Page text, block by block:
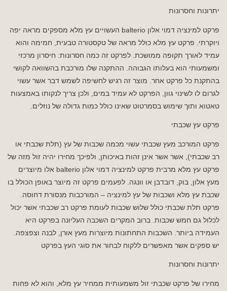
יתרונות וחסרונות
פרקט למינציה דמוי אלון balterio העשויים עץ מלא מספקים מראה יפה
ויוקרתי. פרקט עץ מלא כולל מראה של טקסטורה טבעית, חמימה והוא
עמיד לאורך תקופה ממושכת. לפרקט זה כמה חסרונות: חיסרון מרכזי
ומשמעותי הוא בעלותו הגבוהה. ההתקנה שלו מורכבת בהשוואה לקושי
בהתקנת כל פרקט אחר. מוצר זה רגיש לחשיפה לשמש דבר אשר עשוי
לגרום לו לשינוי גוון, הפרקט לא עמיד במים, ולכן צריך לנקותו באמצעות
טאטוא ותוך שימוש בסמרטוט שאינו כולל כמות גדולה של נוזלים.
פרקט עץ שכבתי
פרקט המורכב מעץ שכבתי עשוי מכמה שכבות של עץ (תלת שכבתי או
רב שכבתי), אשר אשר אינן זהות באיכותן, ולפיכך מחירו יהיה זול מזה של
פרקט עץ מלא מרבית פרקט למינציה דמוי אלון balterio אלו מיוצרים
מעץ אלון, בוק, דובדבן או וונגה. לפעמים פרקט זה מיוצר באופן הכולל בו
שכבת עץ מלא ושכבות של עץ למינציה – המורכבות מנסורת דחוסה.
פרקט תלת שכבתי כולל שלוש שכבות לעומת פרקט רב שכבתי אשר יכול
לכלול גם חמש שכבות. ברוב המקרים השכבה העליונה בפרקט היא
העמידה ביותר. השכבות התחתונות מיוצרות מעץ אורן, לבנה וצפצפה.
יש ספקים אשר מאפשרים ללקוח לבחור את סוגי העץ בפרקט
יתרונות וחסרונות
מחירו של פרקט שכבתי זול משמעותית ממחיר עץ מלא, והוא לא פחות